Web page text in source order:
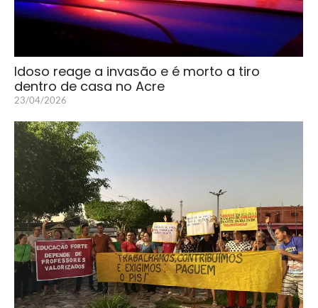
Idoso reage a invasão e é morto a tiro
dentro de casa no Acre
23/04/2026